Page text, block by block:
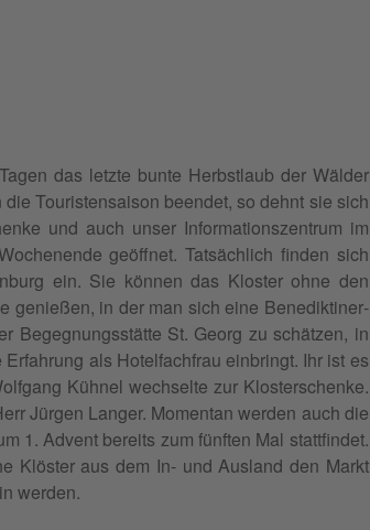
das let­zte bunte Herb­st­laub der Wälder
Touris­ten­sai­son been­det, so dehnt sie sich
und auch unser Infor­ma­tion­szen­trum im
geöffnet. Tat­säch­lich find­en sich
ein. Sie kön­nen das Kloster ohne den
genießen, in der man sich eine Benedik­tin­er­
Begeg­nungsstätte St. Georg zu schätzen, in
als Hotelfach­frau ein­bringt. Ihr ist es
Küh­nel wech­selte zur Kloster­schenke.
Jür­gen Langer. Momen­tan wer­den auch die
1. Advent bere­its zum fün­ften Mal stat­tfind­et.
Klöster aus dem In- und Aus­land den Markt
werden.